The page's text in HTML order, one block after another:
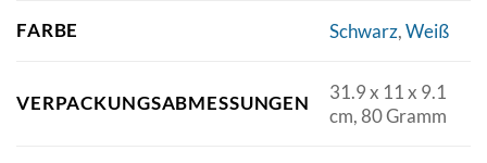
FARBE ‎Schwarz,‎Weiß
VERPACKUNGSABMESSUNGEN
‎31.9 x 11 x 9.1
cm, 80 Gramm